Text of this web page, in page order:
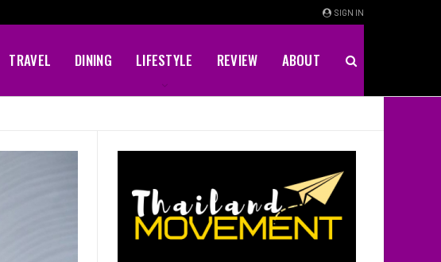
SIGN IN
TRAVEL DINING LIFESTYLE REVIEW ABOUT